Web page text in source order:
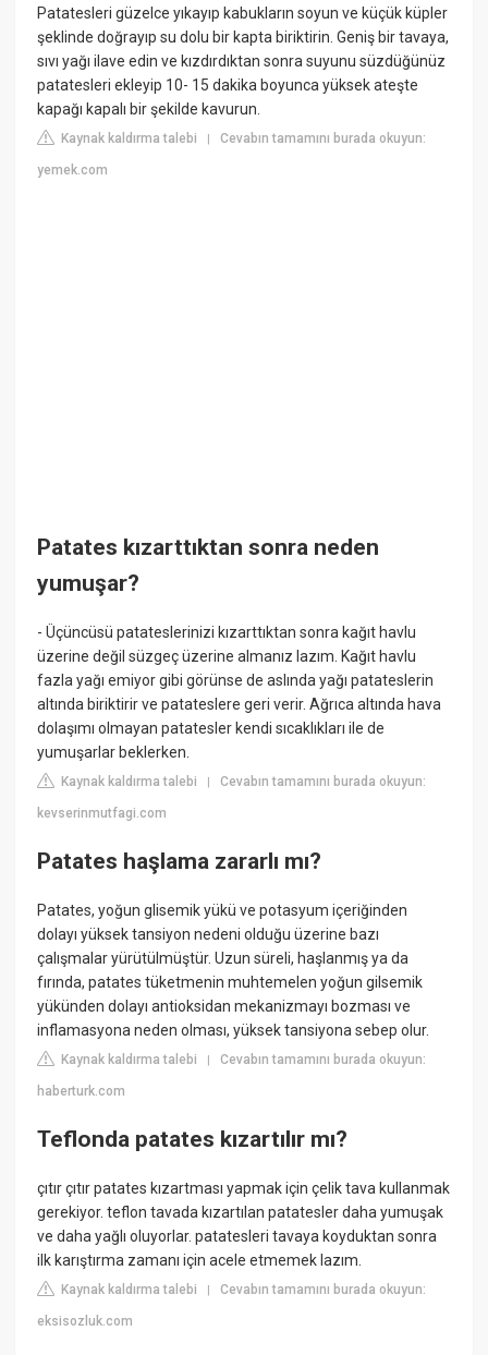
Patatesleri güzelce yıkayıp kabukların soyun ve küçük küpler
şeklinde doğrayıp su dolu bir kapta biriktirin. Geniş bir tavaya,
sıvı yağı ilave edin ve kızdırdıktan sonra suyunu süzdüğünüz
patatesleri ekleyip 10- 15 dakika boyunca yüksek ateşte
kapağı kapalı bir şekilde kavurun.
Kaynak kaldırma talebi |Cevabın tamamını burada okuyun:
yemek.com
Patates kızarttıktan sonra neden
yumuşar?
- Üçüncüsü patateslerinizi kızarttıktan sonra kağıt havlu
üzerine değil süzgeç üzerine almanız lazım. Kağıt havlu
fazla yağı emiyor gibi görünse de aslında yağı patateslerin
altında biriktirir ve patateslere geri verir. Ağrıca altında hava
dolaşımı olmayan patatesler kendi sıcaklıkları ile de
yumuşarlar beklerken.
Kaynak kaldırma talebi |Cevabın tamamını burada okuyun:
kevserinmutfagi.com
Patates haşlama zararlı mı?
Patates, yoğun glisemik yükü ve potasyum içeriğinden
dolayı yüksek tansiyon nedeni olduğu üzerine bazı
çalışmalar yürütülmüştür. Uzun süreli, haşlanmış ya da
fırında, patates tüketmenin muhtemelen yoğun gilsemik
yükünden dolayı antioksidan mekanizmayı bozması ve
inflamasyona neden olması, yüksek tansiyona sebep olur.
Kaynak kaldırma talebi |Cevabın tamamını burada okuyun:
haberturk.com
Teflonda patates kızartılır mı?
çıtır çıtır patates kızartması yapmak için çelik tava kullanmak
gerekiyor. teflon tavada kızartılan patatesler daha yumuşak
ve daha yağlı oluyorlar. patatesleri tavaya koyduktan sonra
ilk karıştırma zamanı için acele etmemek lazım.
Kaynak kaldırma talebi |Cevabın tamamını burada okuyun:
eksisozluk.com